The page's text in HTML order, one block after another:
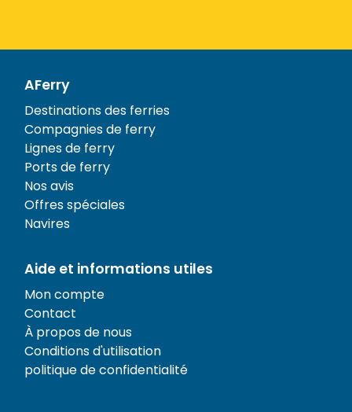
AFerry
Destinations des ferries
Compagnies de ferry
Lignes de ferry
Ports de ferry
Nos avis
Offres spéciales
Navires
Aide et informations utiles
Mon compte
Contact
À propos de nous
Conditions d'utilisation
politique de confidentialité